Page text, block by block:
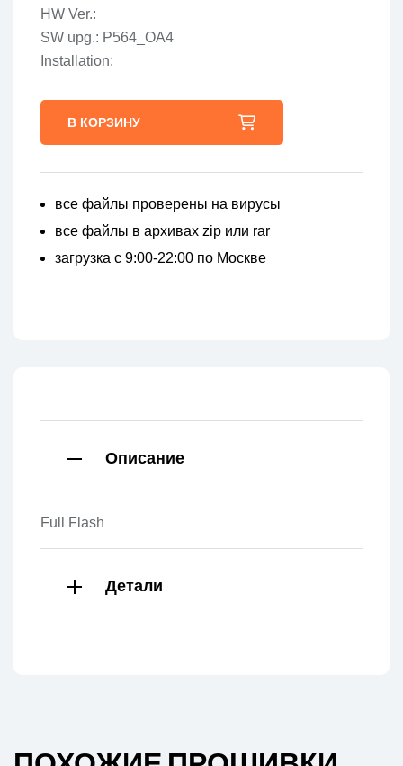
HW Ver.:
SW upg.: P564_OA4
Installation:
В КОРЗИНУ
все файлы проверены на вирусы
все файлы в архивах zip или rar
загрузка с 9:00-22:00 по Москве
Описание
Full Flash
Детали